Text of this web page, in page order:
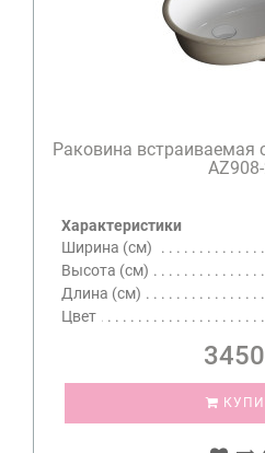
Раковина встраиваемая
Характеристики
Ширина (см)
Высота (см)
Длина (см)
Цвет